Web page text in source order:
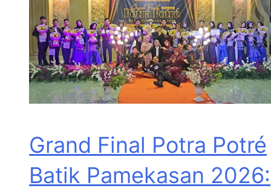
Grand Final Potra Potré
Batik Pamekasan 2026: